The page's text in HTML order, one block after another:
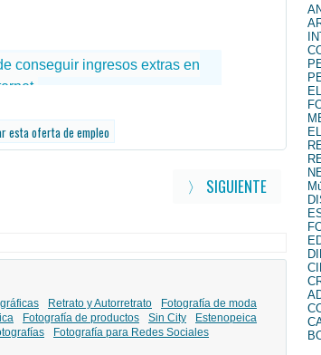
esta oferta de empleo
〉 SIGUIENTE
Retrato y Autorretrato
Fotografía de moda
Fotografía de productos Sin City
Estenopeica
Fotografía para Redes Sociales